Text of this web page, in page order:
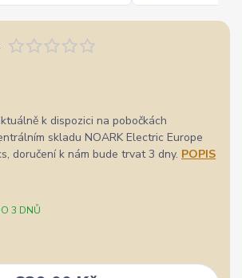
k dispozici na pobočkách
skladu NOARK Electric Europe
doručení k nám bude trvat 3 dny. POPIS
3 DNŮ